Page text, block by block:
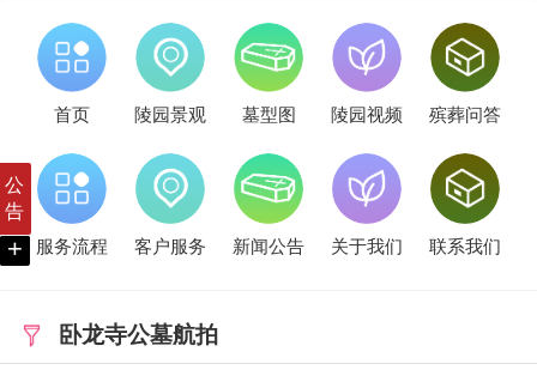
公
告
+
首页 陵园景观 墓型图 陵园视频 殡葬问答
服务流程 客户服务 新闻公告 关于我们 联系我们
卧龙寺公墓航拍